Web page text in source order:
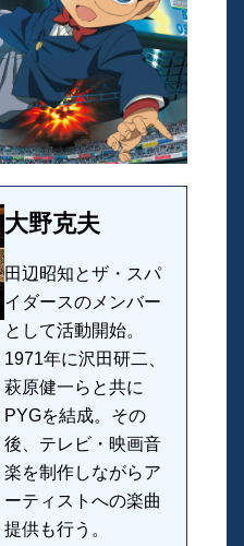
大野克夫
田辺昭知とザ・スパ
イダースのメンバー
として活動開始。
1971年に沢田研二、
萩原健一らと共に
PYGを結成。その
後、テレビ・映画音
楽を制作しながらア
ーティストへの楽曲
提供も行う。